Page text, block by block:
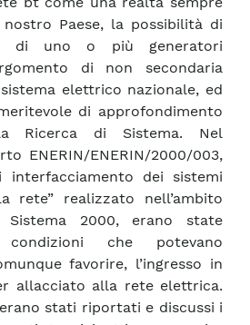
Paese, la possibilità di
di uno o più generatori
di non secondaria
elettrico nazionale, ed
di approfondimento
Ricerca di Sistema. Nel
ENERIN/ENERIN/2000/003,
interfacciamento dei sistemi
rete” realizzato nell’ambito
2000, erano state
che potevano
favorire, l’ingresso in
allacciato alla rete elettrica.
stati riportati e discussi i